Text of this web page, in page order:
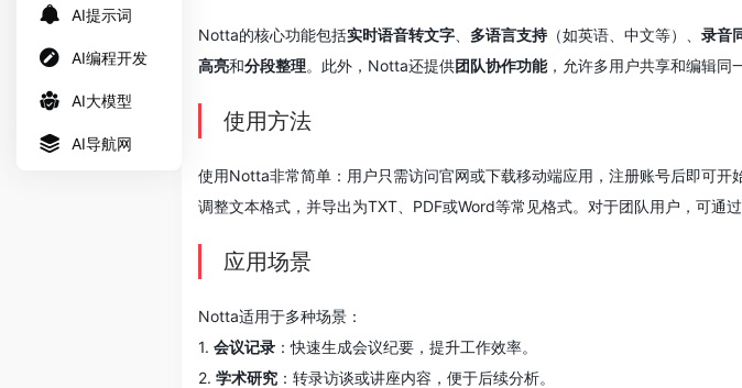
AI提示词
AI编程开发
AI大模型
AI导航网
Notta的核心功能包括实时语音转文字 多语言支持（如英语、中文等）、 录音
高亮和分段整理。此外，Notta还提供团队协作功能，允许多用户共享和编辑同
使用方法
使用Notta非常简单：用户只需访问官网或下载移动端应用，注册账号后即可开
调整文本格式，并导出为TXT、PDF或Word等常见格式。对于团队用户，可通过
应用场景
Notta适用于多种场景：
1. 会议记录 ：快速生成会议纪要，提升工作效率。
2. 学术研究 ：转录访谈或讲座内容，便于后续分析。